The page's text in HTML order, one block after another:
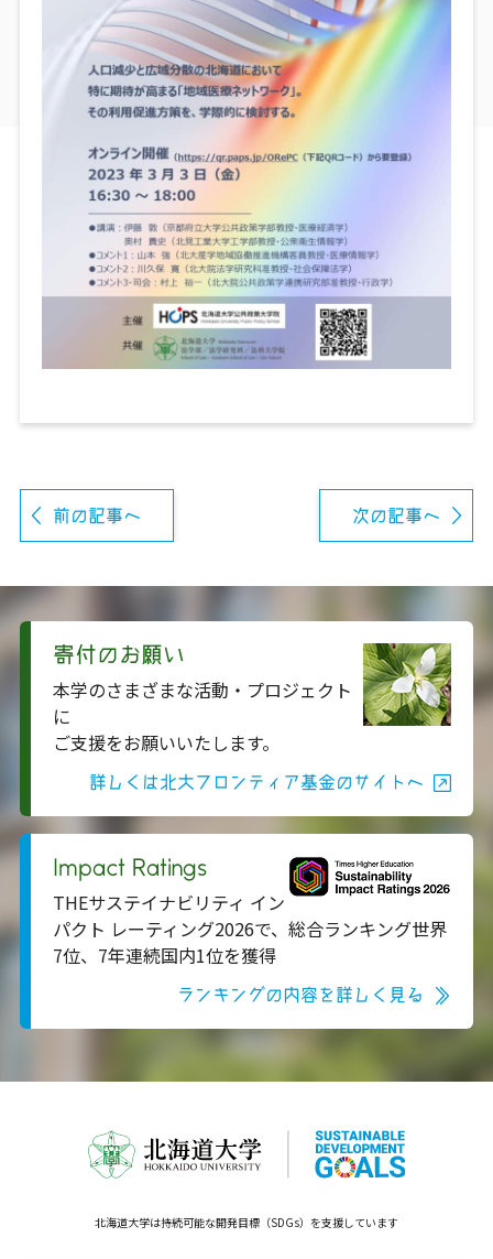
前の記事へ 次の記事へ
寄付のお願い
本学のさまざまな活動・プロジェクト
に
ご支援をお願いいたします。
詳しくは北大フロンティア基金のサイトへ
Impact Ratings
THEサステイナビリティ イン
パクト レーティング2026で、総合ランキング世界
7位、7年連続国内1位を獲得
ランキングの内容を詳しく見る
北海道大学は持続可能な開発目標（SDGs）を支援しています